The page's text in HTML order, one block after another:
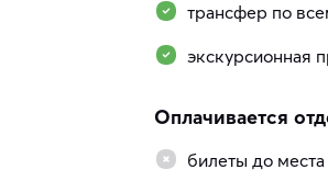
трансфер по
экскурсионная
Оплачивается
билеты до